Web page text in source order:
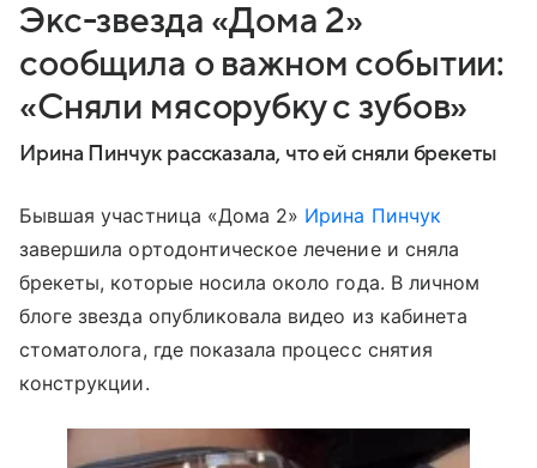
Экс-звезда «Дома 2»
сообщила о важном событии:
«Сняли мясорубку с зубов»
Ирина Пинчук рассказала, что ей сняли брекеты
Бывшая участница «Дома 2» Ирина Пинчук
завершила ортодонтическое лечение и сняла
брекеты, которые носила около года. В личном
блоге звезда опубликовала видео из кабинета
стоматолога, где показала процесс снятия
конструкции.